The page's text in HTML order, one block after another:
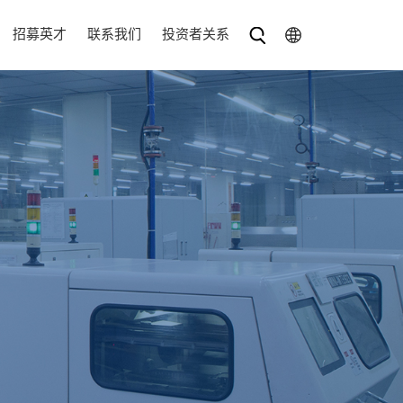
招募英才 联系我们 投资者关系